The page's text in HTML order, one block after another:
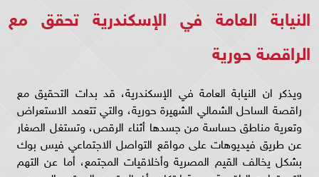
النيابة العامة في الإسكندرية تحقق مع
الراقصة حورية
ويذكر ان النيابة العامة في الإسكندرية، قد بدات التحقيق مع
راقصة الساحل الشمالي الشهيرة حورية، والتي تتعمد الاستعراض
وتعرية مناطق حساسة من جسدها أثناء الرقص، وتستغل الصغار
عن طريق فيديوهات على مواقع التواصل الاجتماعي فيس بوك
بشكل يخالف القيم المصرية وأخلاقيات المجتمع، أما عن التهم